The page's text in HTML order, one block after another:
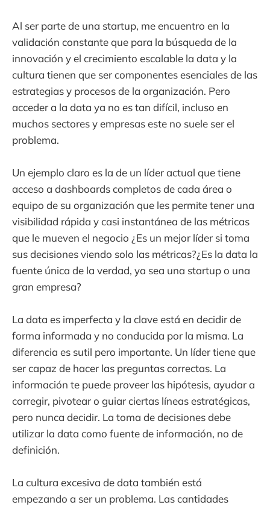
Al ser parte de una startup, me encuentro en la
validación constante que para la búsqueda de la
innovación y el crecimiento escalable la data y la
cultura tienen que ser componentes esenciales de las
estrategias y procesos de la organización. Pero
acceder a la data ya no es tan difícil, incluso en
muchos sectores y empresas este no suele ser el
problema.
Un ejemplo claro es la de un líder actual que tiene
acceso a dashboards completos de cada área o
equipo de su organización que les permite tener una
visibilidad rápida y casi instantánea de las métricas
que le mueven el negocio ¿Es un mejor líder si toma
sus decisiones viendo solo las métricas?¿Es la data la
fuente única de la verdad, ya sea una startup o una
gran empresa?
La data es imperfecta y la clave está en decidir de
forma informada y no conducida por la misma. La
diferencia es sutil pero importante. Un líder tiene que
ser capaz de hacer las preguntas correctas. La
información te puede proveer las hipótesis, ayudar a
corregir, pivotear o guiar ciertas líneas estratégicas,
pero nunca decidir. La toma de decisiones debe
utilizar la data como fuente de información, no de
definición.
La cultura excesiva de data también está
empezando a ser un problema. Las cantidades